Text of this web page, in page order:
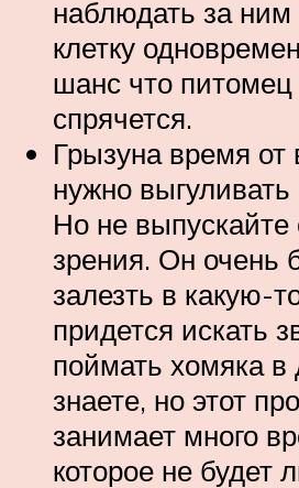
наблюдать за ним
клетку
шанс что питомец
спрячется.
Грызуна время от
нужно выгуливать
Но не выпускайте
зрения. Он очень
залезть в какую-
придется искать
поймать хомяка
знаете, но этот
занимает много
которое не будет